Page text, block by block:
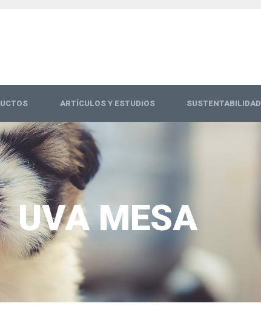
ARTÍCULOS Y ESTUDIOS SUSTENTABILIDAD
UVA MESA